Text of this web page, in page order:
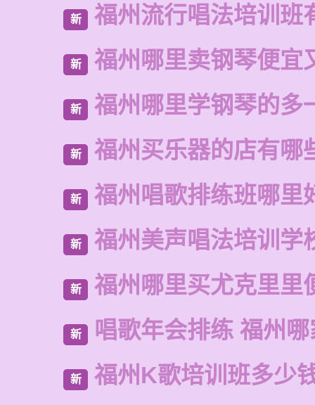
新 福州流行唱法培训班
新 福州哪里卖钢琴便宜
新 福州哪里学钢琴的多
新 福州买乐器的店有哪
新 福州唱歌排练班哪里
新 福州美声唱法培训学
新 福州哪里买尤克里里
新 唱歌年会排练 福州
新 福州K歌培训班多少